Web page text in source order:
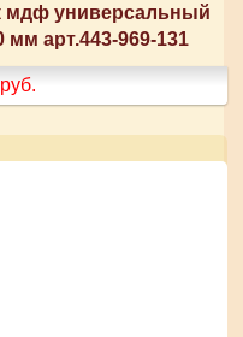
мдф универсальный
мм арт.443-969-131
руб.